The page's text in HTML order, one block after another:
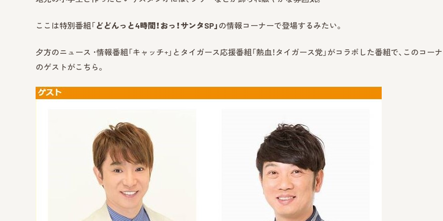
ここは特別番組「どどんっと4時間！おっ！サンタSP」 の情報コーナーで登場するみたい。
夕方のニュース ･情報番組「キャッチ+」とタイガース応援番組「熱血！タイガース党」がコラボした番組で、このコー
のゲストがこちら。